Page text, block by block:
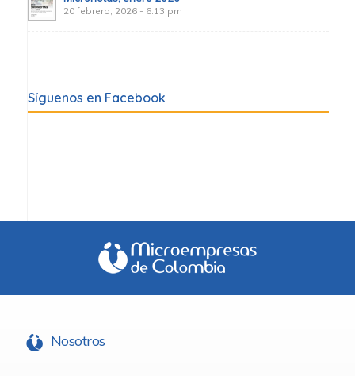
20 febrero, 2026 - 6:13 pm
Síguenos en Facebook
Nosotros